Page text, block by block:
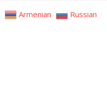
Armenian Russian